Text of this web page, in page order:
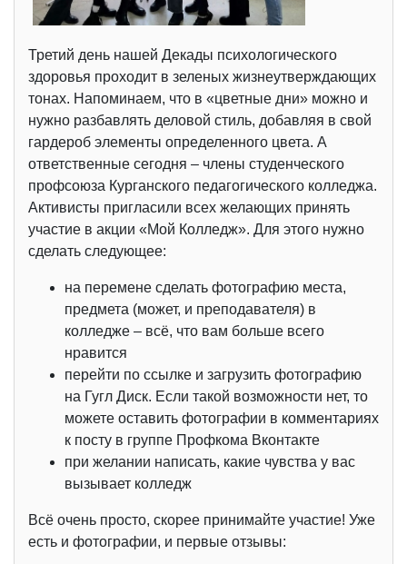
Третий день нашей Декады психологического
здоровья проходит в зеленых жизнеутверждающих
тонах. Напоминаем, что в «цветные дни» можно и
нужно разбавлять деловой стиль, добавляя в свой
гардероб элементы определенного цвета. А
ответственные сегодня – члены студенческого
профсоюза Курганского педагогического колледжа.
Активисты пригласили всех желающих принять
участие в акции «Мой Колледж». Для этого нужно
сделать следующее:
на перемене сделать фотографию места,
предмета (может, и преподавателя) в
колледже – всё, что вам больше всего
нравится
перейти по ссылке и загрузить фотографию
на Гугл Диск. Если такой возможности нет, то
можете оставить фотографии в комментариях
к посту в группе Профкома Вконтакте
при желании написать, какие чувства у вас
вызывает колледж
Всё очень просто, скорее принимайте участие! Уже
есть и фотографии, и первые отзывы: